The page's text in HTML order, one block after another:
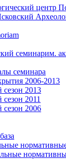
центр
семинарим.
семинара
2006-2013
сезон 2013
2011
сезон 2006